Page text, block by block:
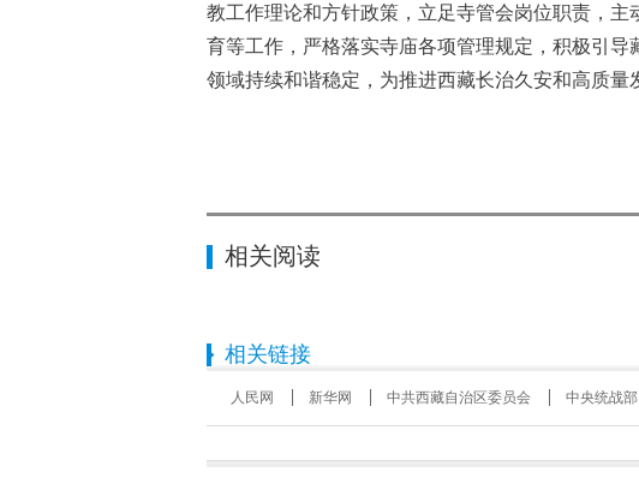
教工作理论和方针政策，立足寺管会岗位职责，
育等工作，严格落实寺庙各项管理规定，积极引
领域持续和谐稳定，为推进西藏长治久安和高质量
相关阅读
相关链接
人民网 新华网 中共西藏自治区委员会 中央统战部